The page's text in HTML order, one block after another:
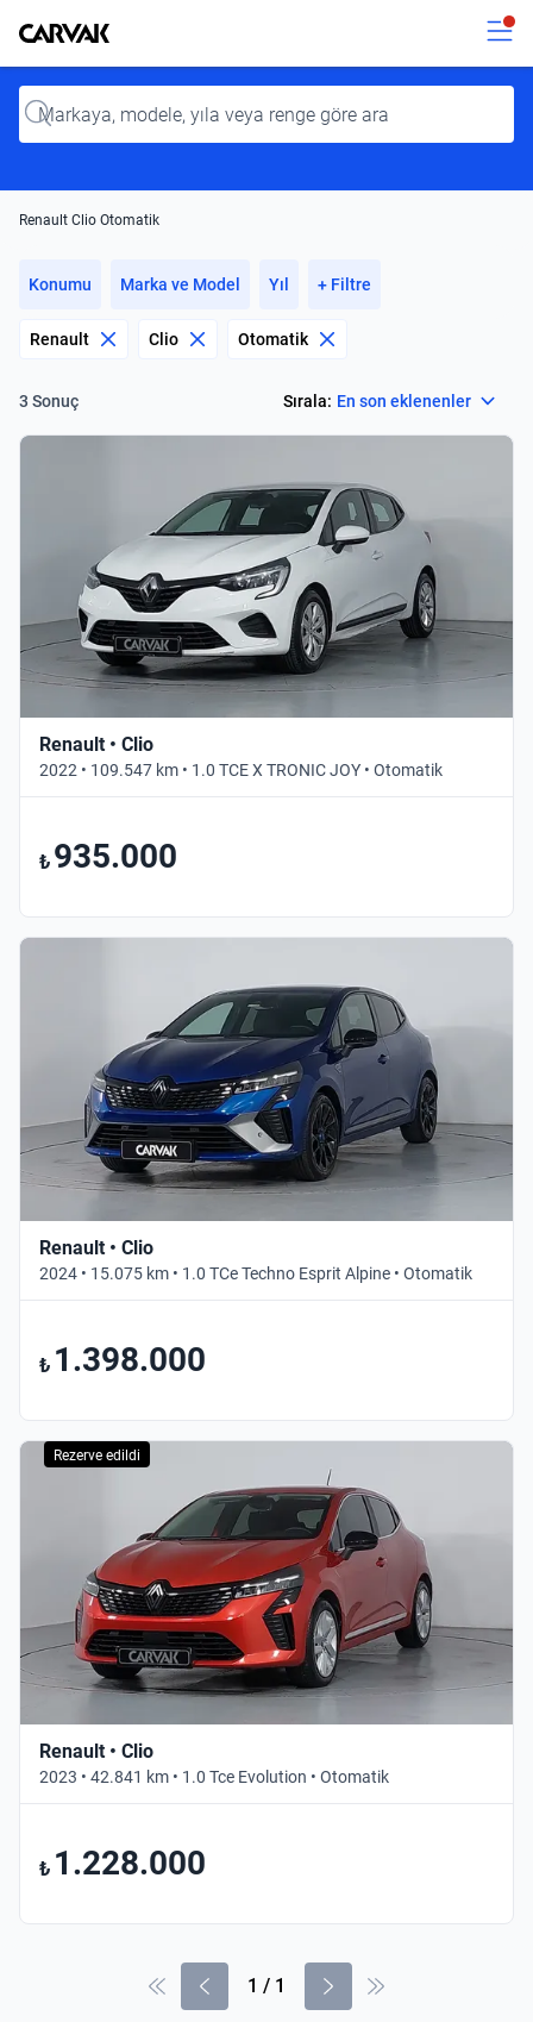
Kavak
Input
Renault Clio Otomatik
Konumu Marka ve Model Yıl + Filtre
Renault Clio Otomatik
3 Sonuç Sırala: En son eklenenler
Renault • Clio
2022 • 109.547 km • 1.0 TCE X TRONIC JOY • Otomatik
₺ 935.000
Renault • Clio
2024 • 15.075 km • 1.0 TCe Techno Esprit Alpine • Otomatik
₺ 1.398.000
Rezerve edildi
Renault • Clio
2023 • 42.841 km • 1.0 Tce Evolution • Otomatik
₺ 1.228.000
1 / 1